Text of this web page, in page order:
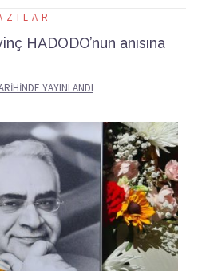
HADODO’nun anısına
YAYINLANDI